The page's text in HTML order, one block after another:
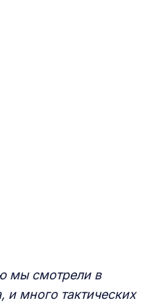
мы смотрели в
имного тактических